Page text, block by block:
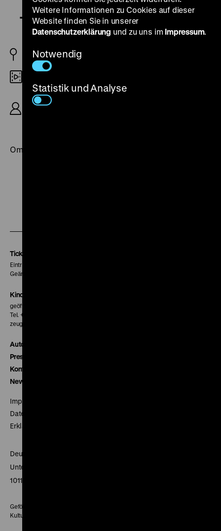
The Terrorizers
Taiwan 1986
R/B: Edward Yang, K: Chang Chan, D: Cora Miao,
Lee Li-Chun, King Shih-Chieh, 110’
OmeU
Tickets
Eintritt 5 €
Geänderte Preise sind im Programm vermerkt.
Kinokasse
geöffnet 30 Minuten vor Beginn der ersten Vorstellung
Tel. + 49 30 20304-770
zeughauskino@dhm.de
Autor*innen
Presse
Kontakt
Newsletter
Impressum
Datenschutz
Erklärung digitale Barrierefreiheit
Deutsches Historisches Museum
Unter den Linden 2
10117 Berlin
Gefördert mit Mitteln des Beauftragten der Bundesregierung für
Kultur und Medien
Weitere Informationen zu Cookies auf dieser
Website finden Sie in unserer
Datenschutzerklärung und zu uns im Impressum.
Notwendig
Statistik und Analyse